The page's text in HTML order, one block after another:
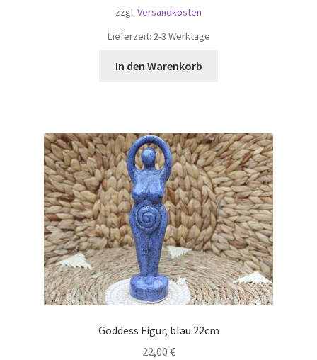
zzgl. Versandkosten
Lieferzeit: 2-3 Werktage
In den Warenkorb
Goddess Figur, blau 22cm
22,00 €